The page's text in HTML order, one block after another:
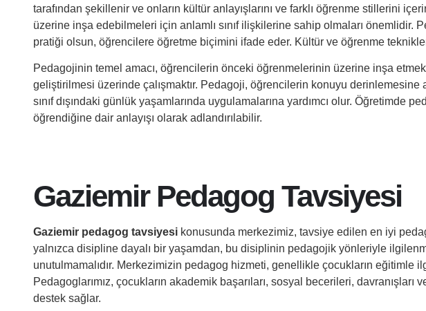
tarafından şekillenir ve onların kültür anlayışlarını ve farklı öğrenme stillerini
üzerine inşa edebilmeleri için anlamlı sınıf ilişkilerine sahip olmaları önemlidir.
pratiği olsun, öğrencilere öğretme biçimini ifade eder. Kültür ve öğrenme
Pedagojinin temel amacı, öğrencilerin önceki öğrenmelerinin üzerine inşa
geliştirilmesi üzerinde çalışmaktır. Pedagoji, öğrencilerin konuyu derinlemesine
sınıf dışındaki günlük yaşamlarında uygulamalarına yardımcı olur. Öğretimde
öğrendiğine dair anlayışı olarak adlandırılabilir.
Gaziemir Pedagog Tavsiyesi
Gaziemir pedagog tavsiyesi konusunda merkezimiz, tavsiye edilen en iyi
yalnızca disipline dayalı bir yaşamdan, bu disiplinin pedagojik yönleriyle
unutulmamalıdır. Merkezimizin pedagog hizmeti, genellikle çocukların eğitimle
Pedagoglarımız, çocukların akademik başarıları, sosyal becerileri, davranışları
destek sağlar.